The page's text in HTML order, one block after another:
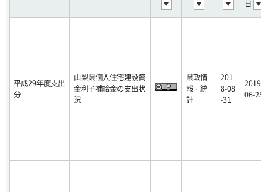
日
平成29年度支出
分
山梨県個人住宅建設資
金利子補給金の支出状
況
県政情
報・統
計
201
8-08
-31
2019-
06-25